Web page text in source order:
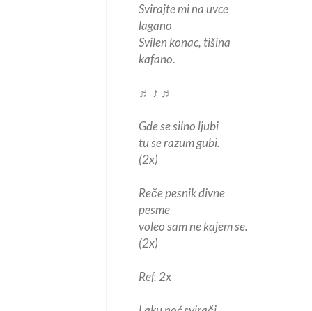
Svirajte mi na uvce
lagano
Svilen konac, tišina
kafano.
♬ ♪ ♬
Gde se silno ljubi
tu se razum gubi.
(2x)
Reče pesnik divne
pesme
voleo sam ne kajem se.
(2x)
Ref. 2x